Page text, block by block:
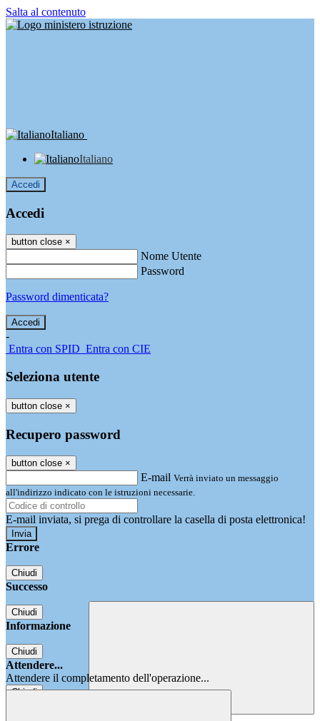
Salta al contenuto
Italiano
Italiano
Accedi
Accedi
button close ×
Nome Utente
Password
Password dimenticata?
-
Entra con SPID Entra con CIE
Seleziona utente
button close ×
Recupero password
button close ×
E-mail Verrà inviato un messaggio
all'indirizzo indicato con le istruzioni necessarie.
E-mail inviata, si prega di controllare la casella di posta elettronica!
Errore
Chiudi
Successo
Chiudi
Informazione
Chiudi
Attendere...
Attendere il completamento dell'operazione...
Chiudi